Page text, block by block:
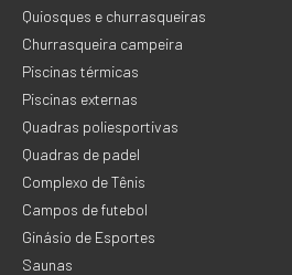
Quiosques e churrasqueiras
Churrasqueira campeira
Piscinas térmicas
Piscinas externas
Quadras poliesportivas
Quadras de padel
Complexo de Tênis
Campos de futebol
Ginásio de Esportes
Saunas